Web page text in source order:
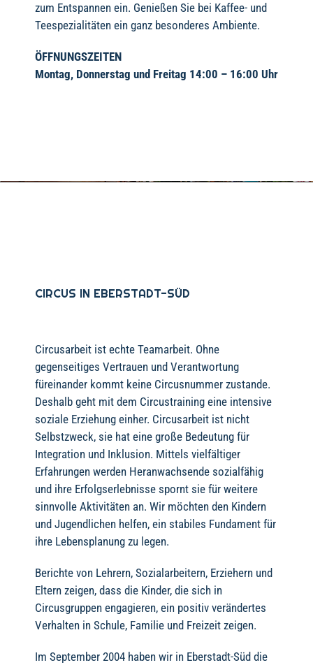
zum Entspannen ein. Genießen Sie bei Kaffee- und
Teespezialitäten ein ganz besonderes Ambiente.
ÖFFNUNGSZEITEN
Montag, Donnerstag und Freitag 14:00 – 16:00 Uhr
CIRCUS IN EBERSTADT-SÜD
Circusarbeit ist echte Teamarbeit. Ohne
gegenseitiges Vertrauen und Verantwortung
füreinander kommt keine Circusnummer zustande.
Deshalb geht mit dem Circustraining eine intensive
soziale Erziehung einher. Circusarbeit ist nicht
Selbstzweck, sie hat eine große Bedeutung für
Integration und Inklusion. Mittels vielfältiger
Erfahrungen werden Heranwachsende sozialfähig
und ihre Erfolgserlebnisse spornt sie für weitere
sinnvolle Aktivitäten an. Wir möchten den Kindern
und Jugendlichen helfen, ein stabiles Fundament für
ihre Lebensplanung zu legen.
Berichte von Lehrern, Sozialarbeitern, Erziehern und
Eltern zeigen, dass die Kinder, die sich in
Circusgruppen engagieren, ein positiv verändertes
Verhalten in Schule, Familie und Freizeit zeigen.
Im September 2004 haben wir in Eberstadt-Süd die